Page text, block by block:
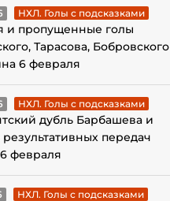
НХЛ. Голы с подсказками
и пропущенные голы
Тарасова, Бобровского
6 февраля
НХЛ. Голы с подсказками
дубль Барбашева и
передач
февраля
НХЛ. Голы с подсказками